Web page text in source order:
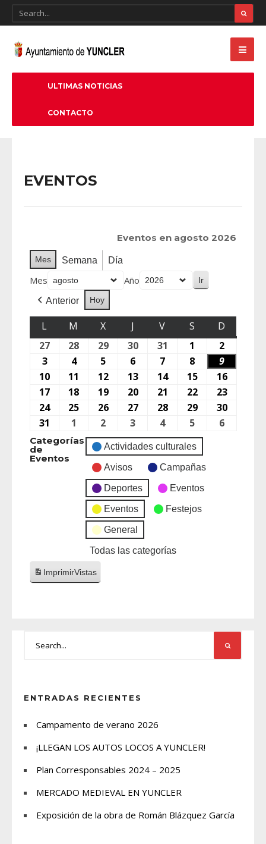
ULTIMAS NOTICIAS
CONTACTO
EVENTOS
Eventos en agosto 2026
Mes Semana Día
Mes Año
Anterior Hoy
L M X J V S
D
27
28 29 30 31 1
2
3
4 5 6 7 8
9
10
11 12 13 14 15
16
17
18 19 20 21 22
23
24
25 26 27 28 29
30
31
1 2 3 4 5 6
Categorías
de
Eventos
Actividades culturales
Avisos Campañas
Deportes Eventos
Eventos Festejos
General
Todas las categorías
ImprimirVistas
ENTRADAS RECIENTES
Campamento de verano 2026
¡LLEGAN LOS AUTOS LOCOS A YUNCLER!
Plan Corresponsables 2024 – 2025
MERCADO MEDIEVAL EN YUNCLER
Exposición de la obra de Román Blázquez García